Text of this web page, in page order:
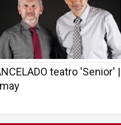
teatro 'Senior' |